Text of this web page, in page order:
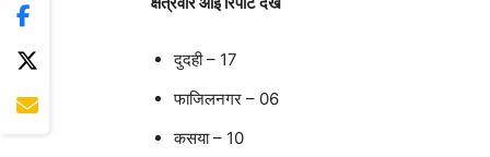
दुदही – 17
फाजिलनगर – 06
कसया – 10